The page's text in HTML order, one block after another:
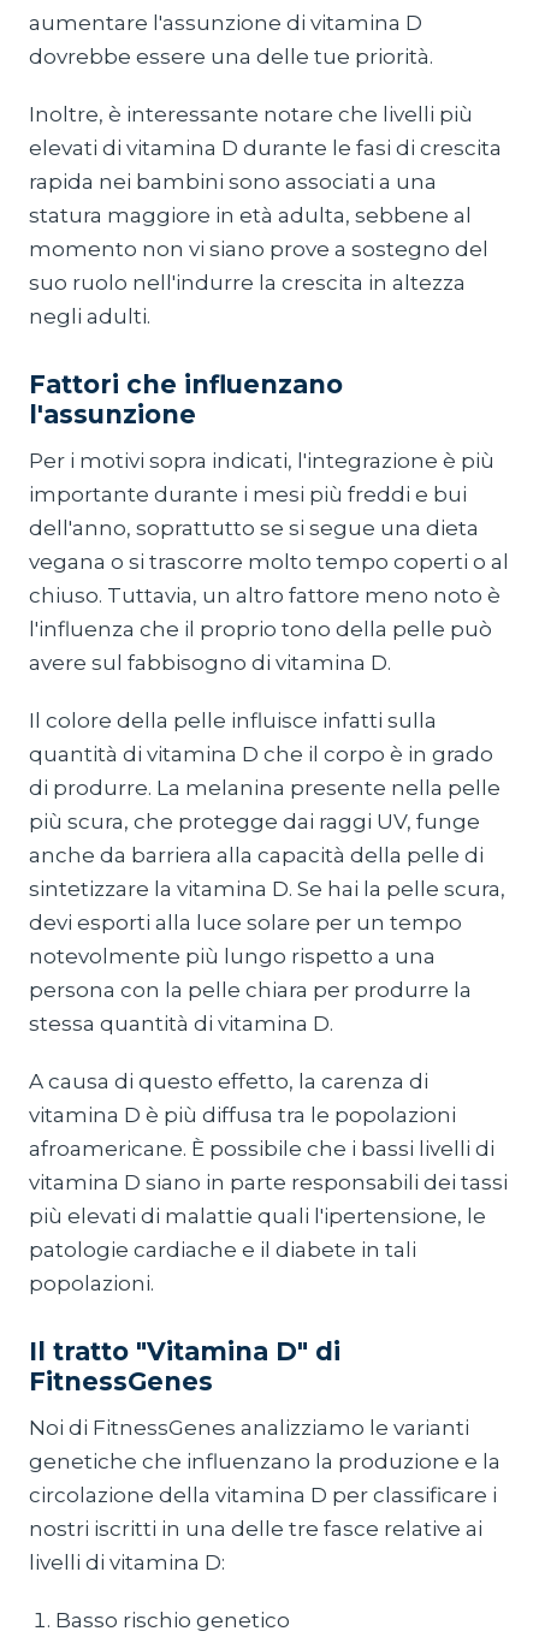
aumentare l'assunzione di vitamina D
dovrebbe essere una delle tue priorità.
Inoltre, è interessante notare che livelli più
elevati di vitamina D durante le fasi di crescita
rapida nei bambini sono associati a una
statura maggiore in età adulta, sebbene al
momento non vi siano prove a sostegno del
suo ruolo nell'indurre la crescita in altezza
negli adulti.
Fattori che influenzano
l'assunzione
Per i motivi sopra indicati, l'integrazione è più
importante durante i mesi più freddi e bui
dell'anno, soprattutto se si segue una dieta
vegana o si trascorre molto tempo coperti o al
chiuso. Tuttavia, un altro fattore meno noto è
l'influenza che il proprio tono della pelle può
avere sul fabbisogno di vitamina D.
Il colore della pelle influisce infatti sulla
quantità di vitamina D che il corpo è in grado
di produrre. La melanina presente nella pelle
più scura, che protegge dai raggi UV, funge
anche da barriera alla capacità della pelle di
sintetizzare la vitamina D. Se hai la pelle scura,
devi esporti alla luce solare per un tempo
notevolmente più lungo rispetto a una
persona con la pelle chiara per produrre la
stessa quantità di vitamina D.
A causa di questo effetto, la carenza di
vitamina D è più diffusa tra le popolazioni
afroamericane. È possibile che i bassi livelli di
vitamina D siano in parte responsabili dei tassi
più elevati di malattie quali l'ipertensione, le
patologie cardiache e il diabete in tali
popolazioni.
Il tratto "Vitamina D" di
FitnessGenes
Noi di FitnessGenes analizziamo le varianti
genetiche che influenzano la produzione e la
circolazione della vitamina D per classificare i
nostri iscritti in una delle tre fasce relative ai
livelli di vitamina D:
Basso rischio genetico